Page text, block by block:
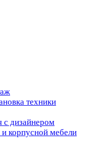
техники
с дизайнером
корпусной мебели